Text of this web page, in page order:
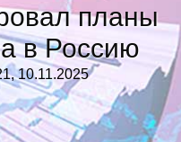
планы
в Россию
10.11.2025